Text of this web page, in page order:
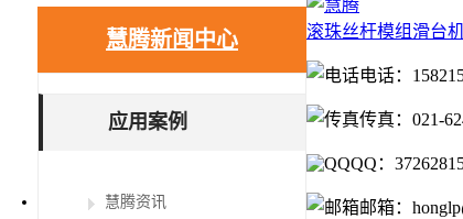
慧腾新闻中心
应用案例
慧腾资讯
滚珠丝杆模组滑台
电话：
传真：021-
QQ：
邮箱：